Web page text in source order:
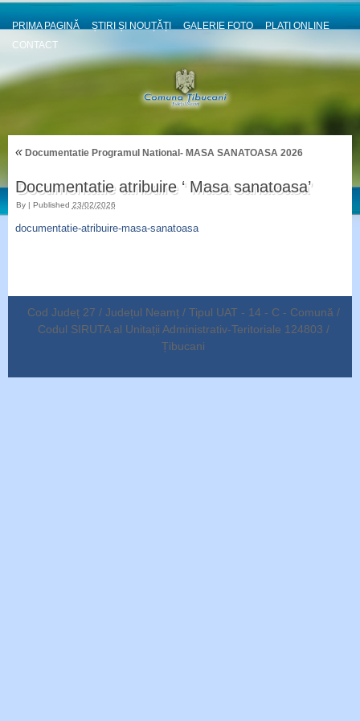
PRIMA PAGINĂ ȘTIRI ȘI NOUȚĂȚI GALERIE FOTO
PLATI ONLINE
CONTACT
«Documentatie Programul National- MASA SANATOASA 2026
Documentatie atribuire ‘ Masa sanatoasa’
By | Published 23/02/2026
documentatie-atribuire-masa-sanatoasa
Cod Județ 27 / Județul Neamț / Tipul UAT - 14 - C - Comună /
Codul SIRUTA al Unitații Administrativ-Teritoriale 124803 /
Țibucani